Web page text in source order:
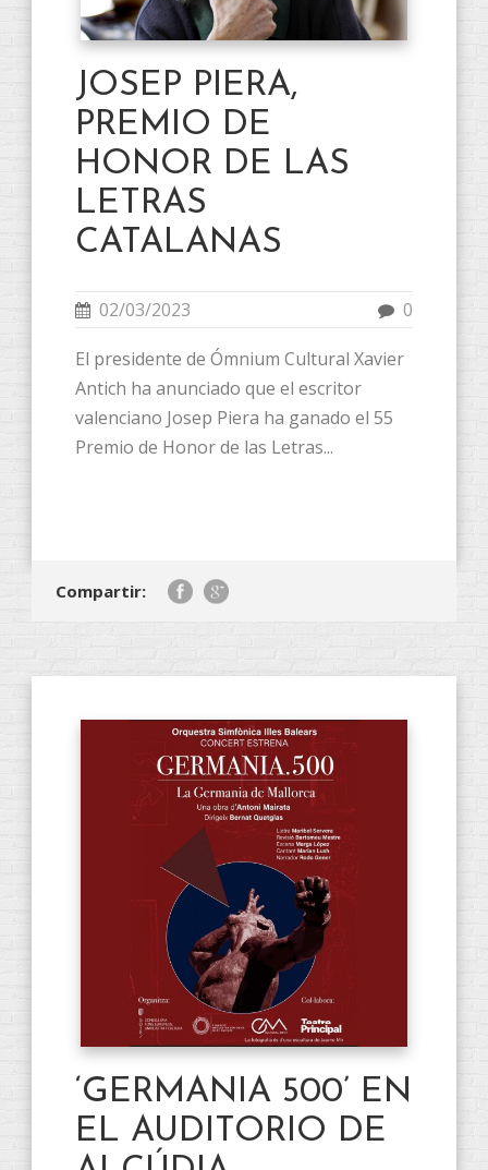
JOSEP PIERA,
PREMIO DE
HONOR DE LAS
LETRAS
CATALANAS
02/03/2023 0
El presidente de Ómnium Cultural Xavier
Antich ha anunciado que el escritor
valenciano Josep Piera ha ganado el 55
Premio de Honor de las Letras...
Compartir:
‘GERMANIA 500’ EN
EL AUDITORIO DE